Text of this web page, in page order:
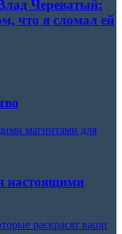
Череватый:
что я сломал ей
магнитами для
настоящими
раскрасят ваши